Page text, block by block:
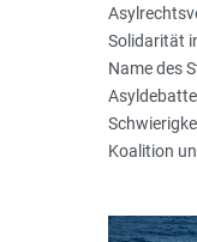
Solidarität
Name des
Koalition